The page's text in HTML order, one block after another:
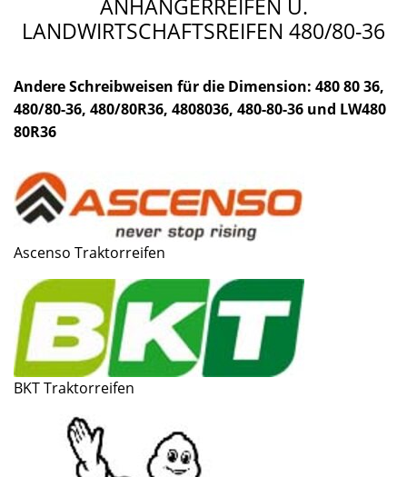
ANHÄNGERREIFEN U.
LANDWIRTSCHAFTSREIFEN 480/80-36
Andere Schreibweisen für die Dimension: 480 80 36,
480/80-36, 480/80R36, 4808036, 480-80-36 und LW480
80R36
Ascenso Traktorreifen
BKT Traktorreifen